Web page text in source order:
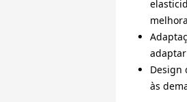
Design
às